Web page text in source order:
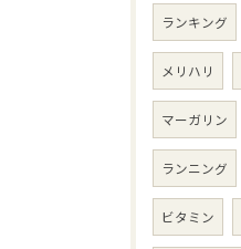
ランキング
メリハリ
マーガリン
ランニング
ビタミン